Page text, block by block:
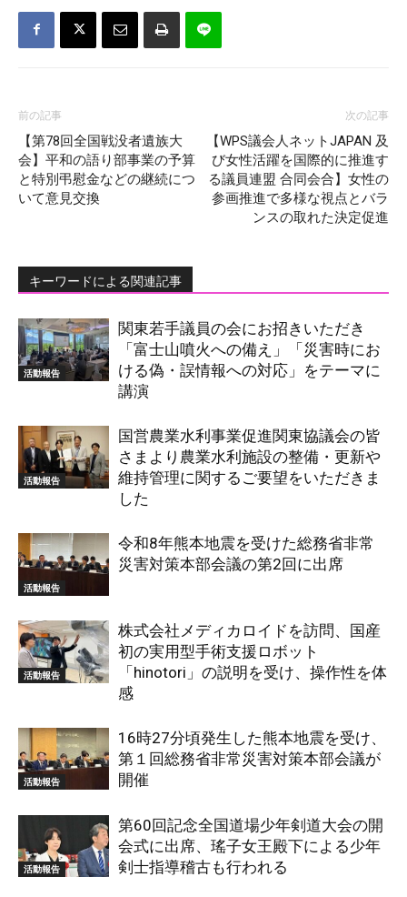
前の記事
【第78回全国戦没者遺族大
会】平和の語り部事業の予算
と特別弔慰金などの継続につ
いて意見交換
次の記事
【WPS議会人ネットJAPAN 及
び女性活躍を国際的に推進す
る議員連盟 合同会合】女性の
参画推進で多様な視点とバラ
ンスの取れた決定促進
キーワードによる関連記事
活動報告
関東若手議員の会にお招きいただき
「富士山噴火への備え」「災害時にお
ける偽・誤情報への対応」をテーマに
講演
活動報告
国営農業水利事業促進関東協議会の皆
さまより農業水利施設の整備・更新や
維持管理に関するご要望をいただきま
した
活動報告
令和8年熊本地震を受けた総務省非常
災害対策本部会議の第2回に出席
活動報告
株式会社メディカロイドを訪問、国産
初の実用型手術支援ロボット
「hinotori」の説明を受け、操作性を体
感
活動報告
16時27分頃発生した熊本地震を受け、
第１回総務省非常災害対策本部会議が
開催
活動報告
第60回記念全国道場少年剣道大会の開
会式に出席、瑤子女王殿下による少年
剣士指導稽古も行われる